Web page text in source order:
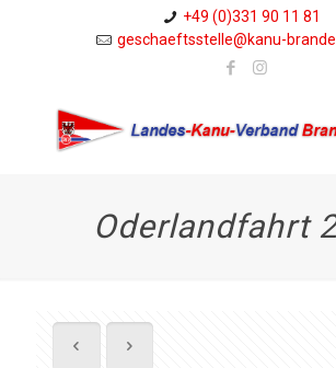
+49 (0)331 90 11 81
geschaeftsstelle@kanu-
Oderlandfahrt